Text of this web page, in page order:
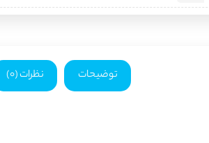
توضیحات نظرات (0)